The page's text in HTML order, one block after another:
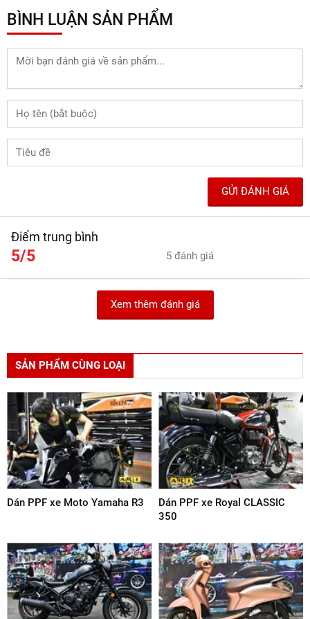
BÌNH LUẬN SẢN PHẨM
GỬI ĐÁNH GIÁ
Điểm trung bình
5/5 5 đánh giá
Xem thêm đánh giá
SẢN PHẨM CÙNG LOẠI
Dán PPF xe Moto Yamaha R3
Dán PPF xe Royal CLASSIC
350